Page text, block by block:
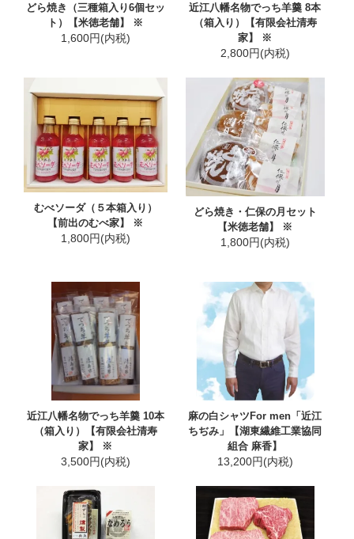
どら焼き（三種箱入り6個セッ
ト）【米徳老舗】 ※
1,600円(内税)
近江八幡名物でっち羊羹 8本
（箱入り）【有限会社清寿
家】 ※
2,800円(内税)
むべソーダ（５本箱入り）
【前出のむべ家】 ※
1,800円(内税)
どら焼き・仁保の月セット
【米徳老舗】 ※
1,800円(内税)
近江八幡名物でっち羊羹 10本
（箱入り）【有限会社清寿
家】 ※
3,500円(内税)
麻の白シャツFor men「近江
ちぢみ」【湖東繊維工業協同
組合 麻香】
13,200円(内税)